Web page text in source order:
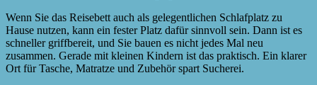
Wenn Sie das Reisebett auch als gelegentlichen Schlafplatz zu
Hause nutzen, kann ein fester Platz dafür sinnvoll sein. Dann ist es
schneller griffbereit, und Sie bauen es nicht jedes Mal neu
zusammen. Gerade mit kleinen Kindern ist das praktisch. Ein klarer
Ort für Tasche, Matratze und Zubehör spart Sucherei.